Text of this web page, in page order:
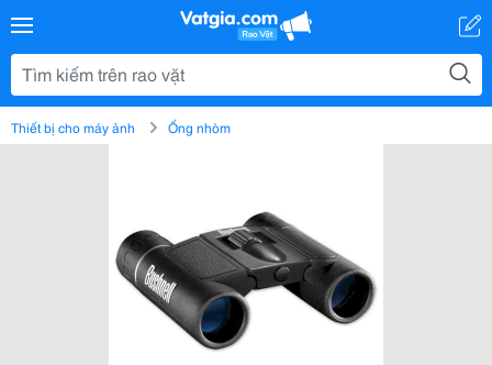
Thiết bị cho máy ảnh Ống nhòm